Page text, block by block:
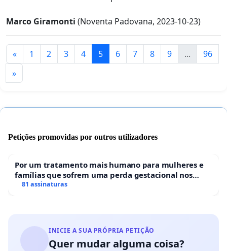
Marco Giramonti (Noventa Padovana, 2023-10-23)
« 1 2 3 4 5 6 7 8 9 ...
96
»
Petições promovidas por outros utilizadores
Por um tratamento mais humano para mulheres e
famílias que sofrem uma perda gestacional nos
hospitais portugueses
81 assinaturas
INICIE A SUA PRÓPRIA PETIÇÃO
Quer mudar alguma coisa?